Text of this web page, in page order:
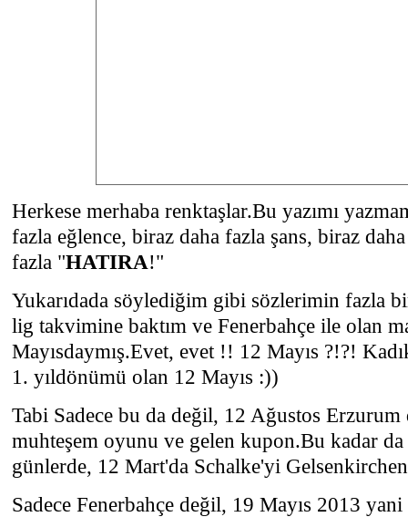
Herkese merhaba renktaşlar.Bu yazımı
fazla eğlence, biraz daha fazla şans, biraz
fazla "HATIRA!"
Yukarıdada söylediğim gibi sözlerimin fazla
lig takvimine baktım ve Fenerbahçe ile olan
Mayısdaymış.Evet, evet !! 12 Mayıs ?!?!
1. yıldönümü olan 12 Mayıs :))
Tabi Sadece bu da değil, 12 Ağustos
muhteşem oyunu ve gelen kupon.Bu kadar
günlerde, 12 Mart'da Schalke'yi
Sadece Fenerbahçe değil, 19 Mayıs 2013